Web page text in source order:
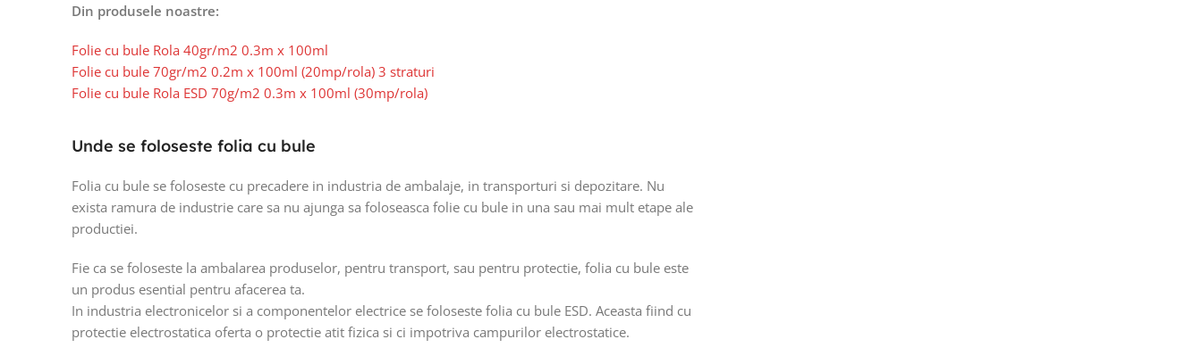
Din produsele noastre:
Folie cu bule Rola 40gr/m2 0.3m x 100ml
Folie cu bule 70gr/m2 0.2m x 100ml (20mp/rola) 3 straturi
Folie cu bule Rola ESD 70g/m2 0.3m x 100ml (30mp/rola)
Unde se foloseste folia cu bule
Folia cu bule se foloseste cu precadere in industria de ambalaje, in transporturi si depozitare. Nu
exista ramura de industrie care sa nu ajunga sa foloseasca folie cu bule in una sau mai mult etape ale
productiei.
Fie ca se foloseste la ambalarea produselor, pentru transport, sau pentru protectie, folia cu bule este
un produs esential pentru afacerea ta.
In industria electronicelor si a componentelor electrice se foloseste folia cu bule ESD. Aceasta fiind cu
protectie electrostatica oferta o protectie atit fizica si ci impotriva campurilor electrostatice.